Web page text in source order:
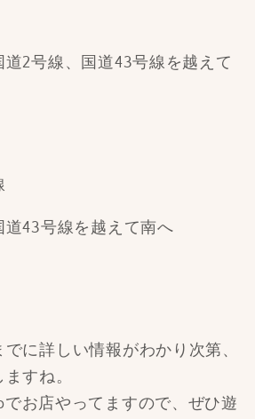
2号線、国道43号線を越えて
道43号線を越えて南へ
に詳しい情報がわかり次第、
すね。
でお店やってますので、 ぜひ遊